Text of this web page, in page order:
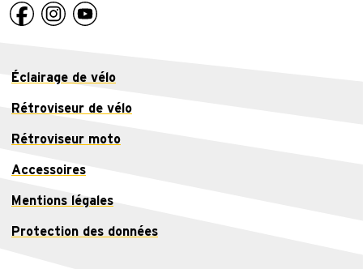
Éclairage de vélo
Rétroviseur de vélo
Rétroviseur moto
Accessoires
Mentions légales
Protection des données